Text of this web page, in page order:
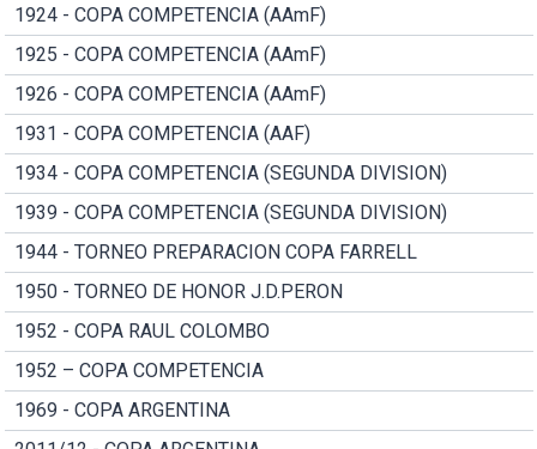
1924 - COPA COMPETENCIA (AAmF)
1925 - COPA COMPETENCIA (AAmF)
1926 - COPA COMPETENCIA (AAmF)
1931 - COPA COMPETENCIA (AAF)
1934 - COPA COMPETENCIA (SEGUNDA DIVISION)
1939 - COPA COMPETENCIA (SEGUNDA DIVISION)
1944 - TORNEO PREPARACION COPA FARRELL
1950 - TORNEO DE HONOR J.D.PERON
1952 - COPA RAUL COLOMBO
1952 – COPA COMPETENCIA
1969 - COPA ARGENTINA